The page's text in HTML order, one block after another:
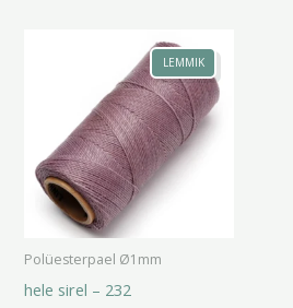
LEMMIK
Polüesterpael Ø1mm
hele sirel – 232
Hinnavahemik:
3.00 €
kuni
5.50 €